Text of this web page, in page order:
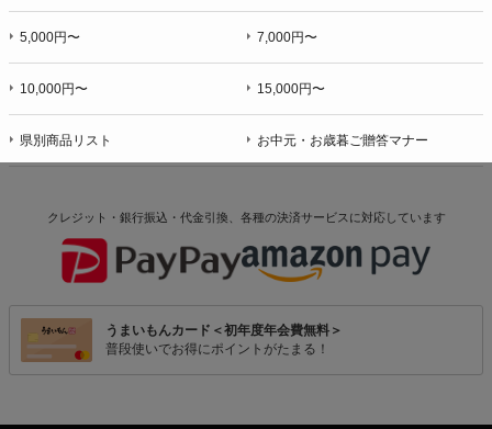
5,000円〜 7,000円〜
10,000円〜 15,000円〜
県別商品リスト お中元・お歳暮ご贈答マナー
クレジット・銀行振込・代金引換、各種の決済サービスに対応しています
うまいもんカード＜初年度年会費無料＞
普段使いでお得にポイントがたまる！